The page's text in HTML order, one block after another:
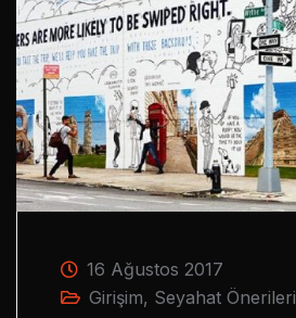
16 Ağustos 2017
Girişim, Seyahat Önerileri